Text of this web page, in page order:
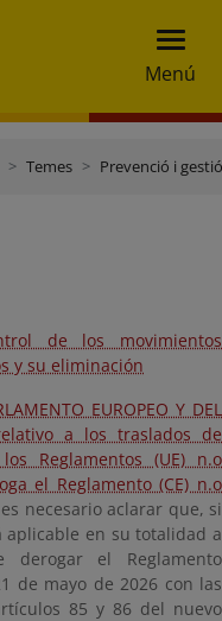
Menú
Temes Prevenció i
de los movimientos
y su eliminación
EUROPEO Y DEL
a los traslados de
Reglamentos (UE) n.o
el Reglamento (CE) n.o
necesario aclarar que, si
aplicable en su totalidad a
el Reglamento
de mayo de 2026 con las
85 y 86 del nuevo